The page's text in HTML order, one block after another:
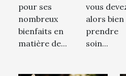
pour ses
nombreux
bienfaits en
matière de...
vous
alors bien
prendre
soin...